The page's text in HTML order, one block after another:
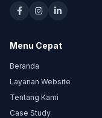
Menu Cepat
Beranda
Layanan Website
Tentang Kami
Case Study